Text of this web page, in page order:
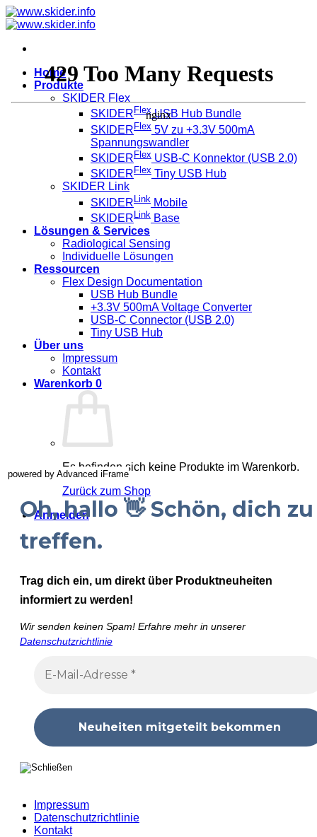
Zum
Inhalt
Home
Produkte
SKIDER Flex
SKIDER FlexUSB Hub Bundle
SKIDERFlex 5V zu +3.3V 500mA
Spannungswandler
SKIDERFlex USB-C Konnektor (USB 2.0)
SKIDER Flex Tiny USB Hub
SKIDER Link
SKIDERLink Mobile
SKIDERLink Base
Lösungen & Services
Radiological Sensing
Individuelle Lösungen
Ressourcen
Flex Design Documentation
USB Hub Bundle
+3.3V 500mA Voltage Converter
USB-C Connector (USB 2.0)
Tiny USB Hub
Über uns
Impressum
Kontakt
Warenkorb 0
Es befinden sich keine Produkte im Warenkorb.
Zurück zum Shop
Anmelden
powered by Advanced iFrame
Oh, hallo 👋 Schön, dich zu
treffen.
Trag dich ein, um direkt über Produktneuheiten
informiert zu werden!
Wir senden keinen Spam! Erfahre mehr in unserer
Datenschutzrichtlinie
Impressum
Datenschutzrichtlinie
Kontakt